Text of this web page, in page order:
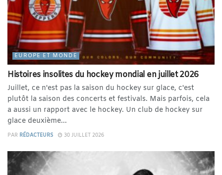
EUROPE ET MONDE
Histoires insolites du hockey mondial en juillet 2026
Juillet, ce n'est pas la saison du hockey sur glace, c'est
plutôt la saison des concerts et festivals. Mais parfois, cela
a aussi un rapport avec le hockey. Un club de hockey sur
glace deuxième...
PAR RÉDACTEURS 30 JUILLET 2026